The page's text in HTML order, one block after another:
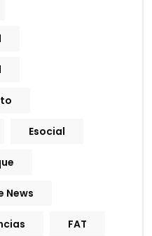
Esocial
News
FAT